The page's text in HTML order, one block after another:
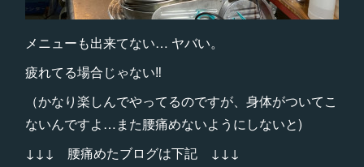
メニューも出来てない… ヤバい。
疲れてる場合じゃない‼️
（かなり楽しんでやってるのですが、身体がついてこ
ないんですよ…また腰痛めないようにしないと)
↓↓↓ 腰痛めたブログは下記 ↓↓↓